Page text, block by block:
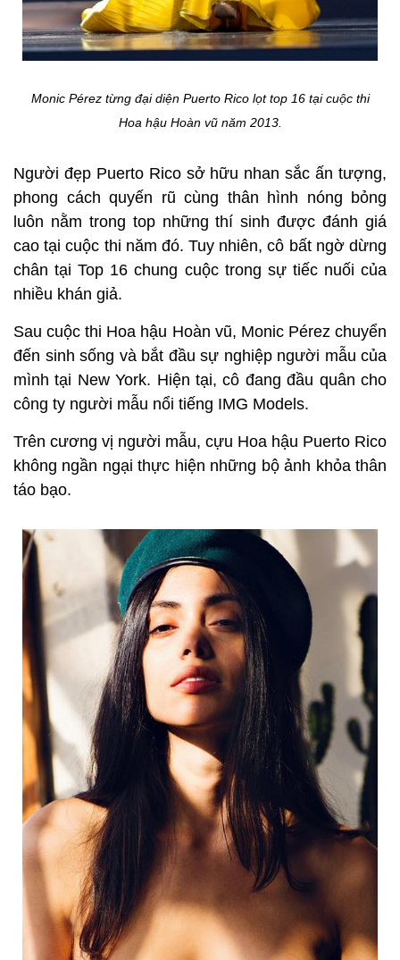
Monic Pérez từng đại diện Puerto Rico lọt top 16 tại cuộc thi
Hoa hậu Hoàn vũ năm 2013.
Người đẹp Puerto Rico sở hữu nhan sắc ấn tượng,
phong cách quyến rũ cùng thân hình nóng bỏng
luôn nằm trong top những thí sinh được đánh giá
cao tại cuộc thi năm đó. Tuy nhiên, cô bất ngờ dừng
chân tại Top 16 chung cuộc trong sự tiếc nuối của
nhiều khán giả.
Sau cuộc thi Hoa hậu Hoàn vũ, Monic Pérez chuyển
đến sinh sống và bắt đầu sự nghiệp người mẫu của
mình tại New York. Hiện tại, cô đang đầu quân cho
công ty người mẫu nổi tiếng IMG Models.
Trên cương vị người mẫu, cựu Hoa hậu Puerto Rico
không ngần ngại thực hiện những bộ ảnh khỏa thân
táo bạo.